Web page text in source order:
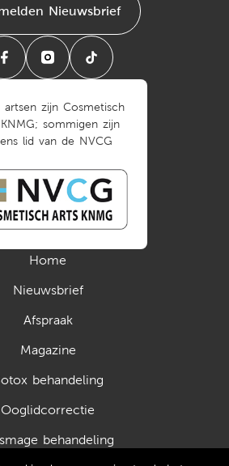
Nieuwsbrief
artsen zijn Cosmetisch
sommigen zijn
lid van de NVCG
Home
Nieuwsbrief
Afspraak
Magazine
behandeling
Ooglidcorrectie
behandeling